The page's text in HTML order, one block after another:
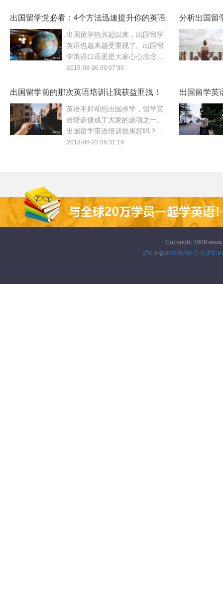
国留学的办法。
出国留学党必看：4个方法迅速提升你的英语
口语！
出国留学热兴起以来，出国留学
英语也越来越受重视了。出国留
学英语口语更是大家心心念念想
提高的能力。可出国留学英语提
就来看看有哪些窍门。
2018-08-06 09:07:39
分析出国留
出国留学前的那次英语培训让我获益匪浅！
英语不好却想出国求学，留学英
语培训便成了大家的选项之一。
出国留学英语培训效果好吗？该
怎么选择培训机构呢？今天跟大
2018-08-22 09:31:19
出国留学英
不贵？
Copyright 2009
沪ICP备06036700号-3 沪